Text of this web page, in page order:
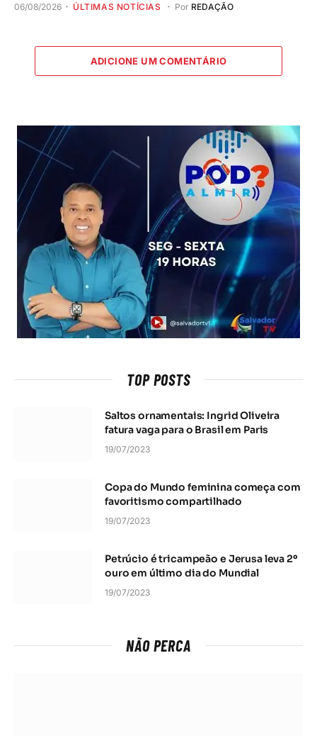
06/08/2026 ÚLTIMAS NOTÍCIAS Por REDAÇÃO
ADICIONE UM COMENTÁRIO
TOP POSTS
Saltos ornamentais: Ingrid Oliveira
fatura vaga para o Brasil em Paris
19/07/2023
Copa do Mundo feminina começa com
favoritismo compartilhado
19/07/2023
Petrúcio é tricampeão e Jerusa leva 2º
ouro em último dia do Mundial
19/07/2023
NÃO PERCA